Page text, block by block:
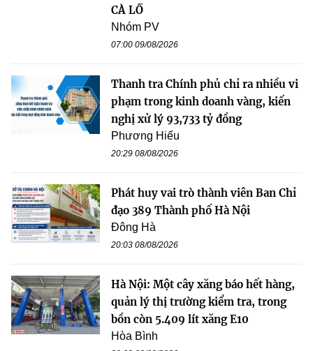
CÀ LỒ
Nhóm PV
07:00 09/08/2026
Thanh tra Chính phủ chỉ ra nhiều vi
phạm trong kinh doanh vàng, kiến
nghị xử lý 93,733 tỷ đồng
Phương Hiếu
20:29 08/08/2026
Phát huy vai trò thành viên Ban Chỉ
đạo 389 Thành phố Hà Nội
Đông Hà
20:03 08/08/2026
Hà Nội: Một cây xăng báo hết hàng,
quản lý thị trường kiểm tra, trong
bồn còn 5.409 lít xăng E10
Hòa Bình